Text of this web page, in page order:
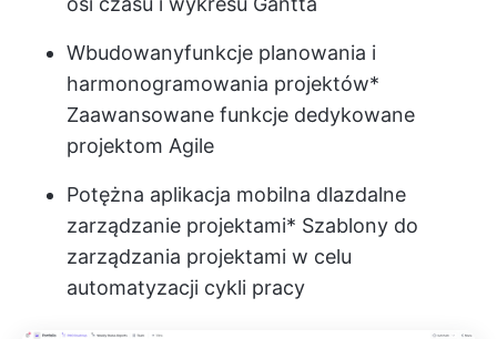
Wbudowanyfunkcje planowania i
harmonogramowania projektów*
Zaawansowane funkcje dedykowane
projektom Agile
Potężna aplikacja mobilna dlazdalne
zarządzanie projektami* Szablony do
zarządzania projektami w celu
automatyzacji cykli pracy